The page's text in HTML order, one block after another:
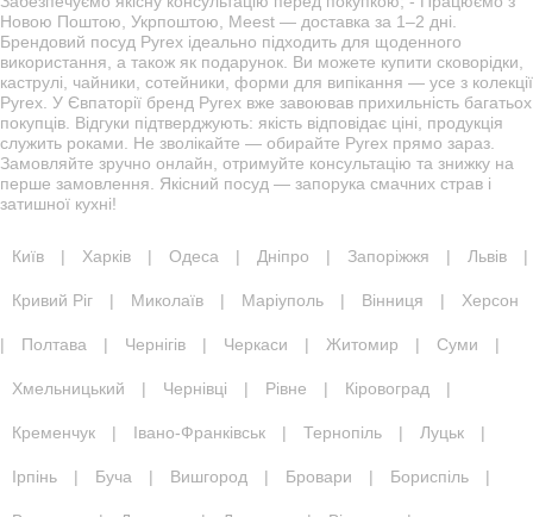
Новою Поштою, Укрпоштою, Meest — доставка за 1–2 дні.
Брендовий посуд Pyrex ідеально підходить для щоденного
використання, а також як подарунок. Ви можете купити сковорідки,
каструлі, чайники, сотейники, форми для випікання — усе з колекції
Pyrex. У Євпаторії бренд Pyrex вже завоював прихильність багатьох
покупців. Відгуки підтверджують: якість відповідає ціні, продукція
служить роками. Не зволікайте — обирайте Pyrex прямо зараз.
Замовляйте зручно онлайн, отримуйте консультацію та знижку на
перше замовлення. Якісний посуд — запорука смачних страв і
затишної кухні!
Київ | Харків | Одеса | Дніпро | Запоріжжя | Львів |
Кривий Ріг | Миколаїв | Маріуполь | Вінниця | Херсон
| Полтава | Чернігів | Черкаси | Житомир | Суми |
Хмельницький | Чернівці | Рівне | Кіровоград |
Кременчук | Івано-Франківськ | Тернопіль | Луцьк |
Ірпінь | Буча | Вишгород | Бровари | Бориспіль |